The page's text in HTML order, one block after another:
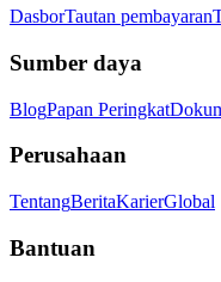
DasborTautan pembayaran
Sumber daya
BlogPapan Peringkat
Perusahaan
TentangBeritaKarierGlobal
Bantuan